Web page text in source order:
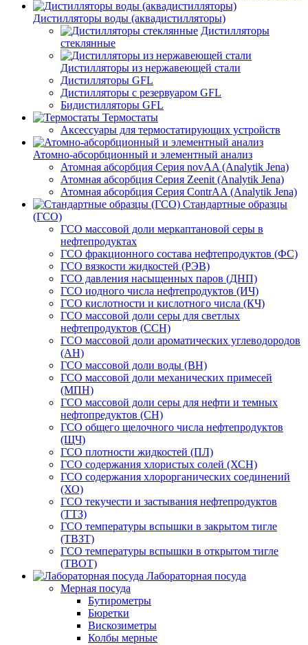
Дистилляторы воды (аквадистилляторы)
Дистилляторы
стеклянные
Дистилляторы из нержавеющей стали
Дистилляторы GFL
Дистилляторы с резервуаром GFL
Бидистилляторы GFL
Термостаты
Аксессуары для термостатирующих устройств
Атомно-абсорбционный и элементный анализ
Атомная абсорбция Серия novAA (Analytik Jena)
Атомная абсорбция Серия Zeenit (Analytik Jena)
Атомная абсорбция Серия СontrAA (Analytik Jena)
Стандартные образцы
(ГСО)
ГСО массовой доли меркаптановой серы в
нефтепродуктах
ГСО фракционного состава нефтепродуктов (ФС)
ГСО вязкости жидкостей (РЭВ)
ГСО давления насыщенных паров (ДНП)
ГСО иодного числа нефтепродуктов (ИЧ)
ГСО кислотности и кислотного числа (КЧ)
ГСО массовой доли серы для светлых
нефтепродуктов (ССН)
ГСО массовой доли ароматических углеводородов
(АН)
ГСО массовой доли воды (ВН)
ГСО массовой доли механических примесей
(МПН)
ГСО массовой доли серы для нефти и темных
нефтопредуктов (СН)
ГСО общего щелочного числа нефтепродуктов
(ЩЧ)
ГСО плотности жидкостей (ПЛ)
ГСО содержания хлористых солей (ХСН)
ГСО содержания хлорорганических соединений
(ХО)
ГСО текучести и застывания нефтепродуктов
(ТТЗ)
ГСО температуры вспышки в закрытом тигле
(ТВЗТ)
ГСО температуры вспышки в открытом тигле
(ТВОТ)
Лабораторная посуда
Мерная посуда
Бутирометры
Бюретки
Вискозиметры
Колбы мерные